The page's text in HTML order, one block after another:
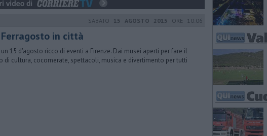
SABATO 15 AGOSTO 2015 ORE 10:06
Ferragosto in città
un 15 d'agosto ricco di eventi a Firenze. Dai musei aperti per fare il
di cultura, cocomerate, spettacoli, musica e divertimento per tutti